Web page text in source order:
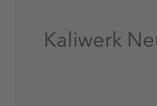
Kaliwerk